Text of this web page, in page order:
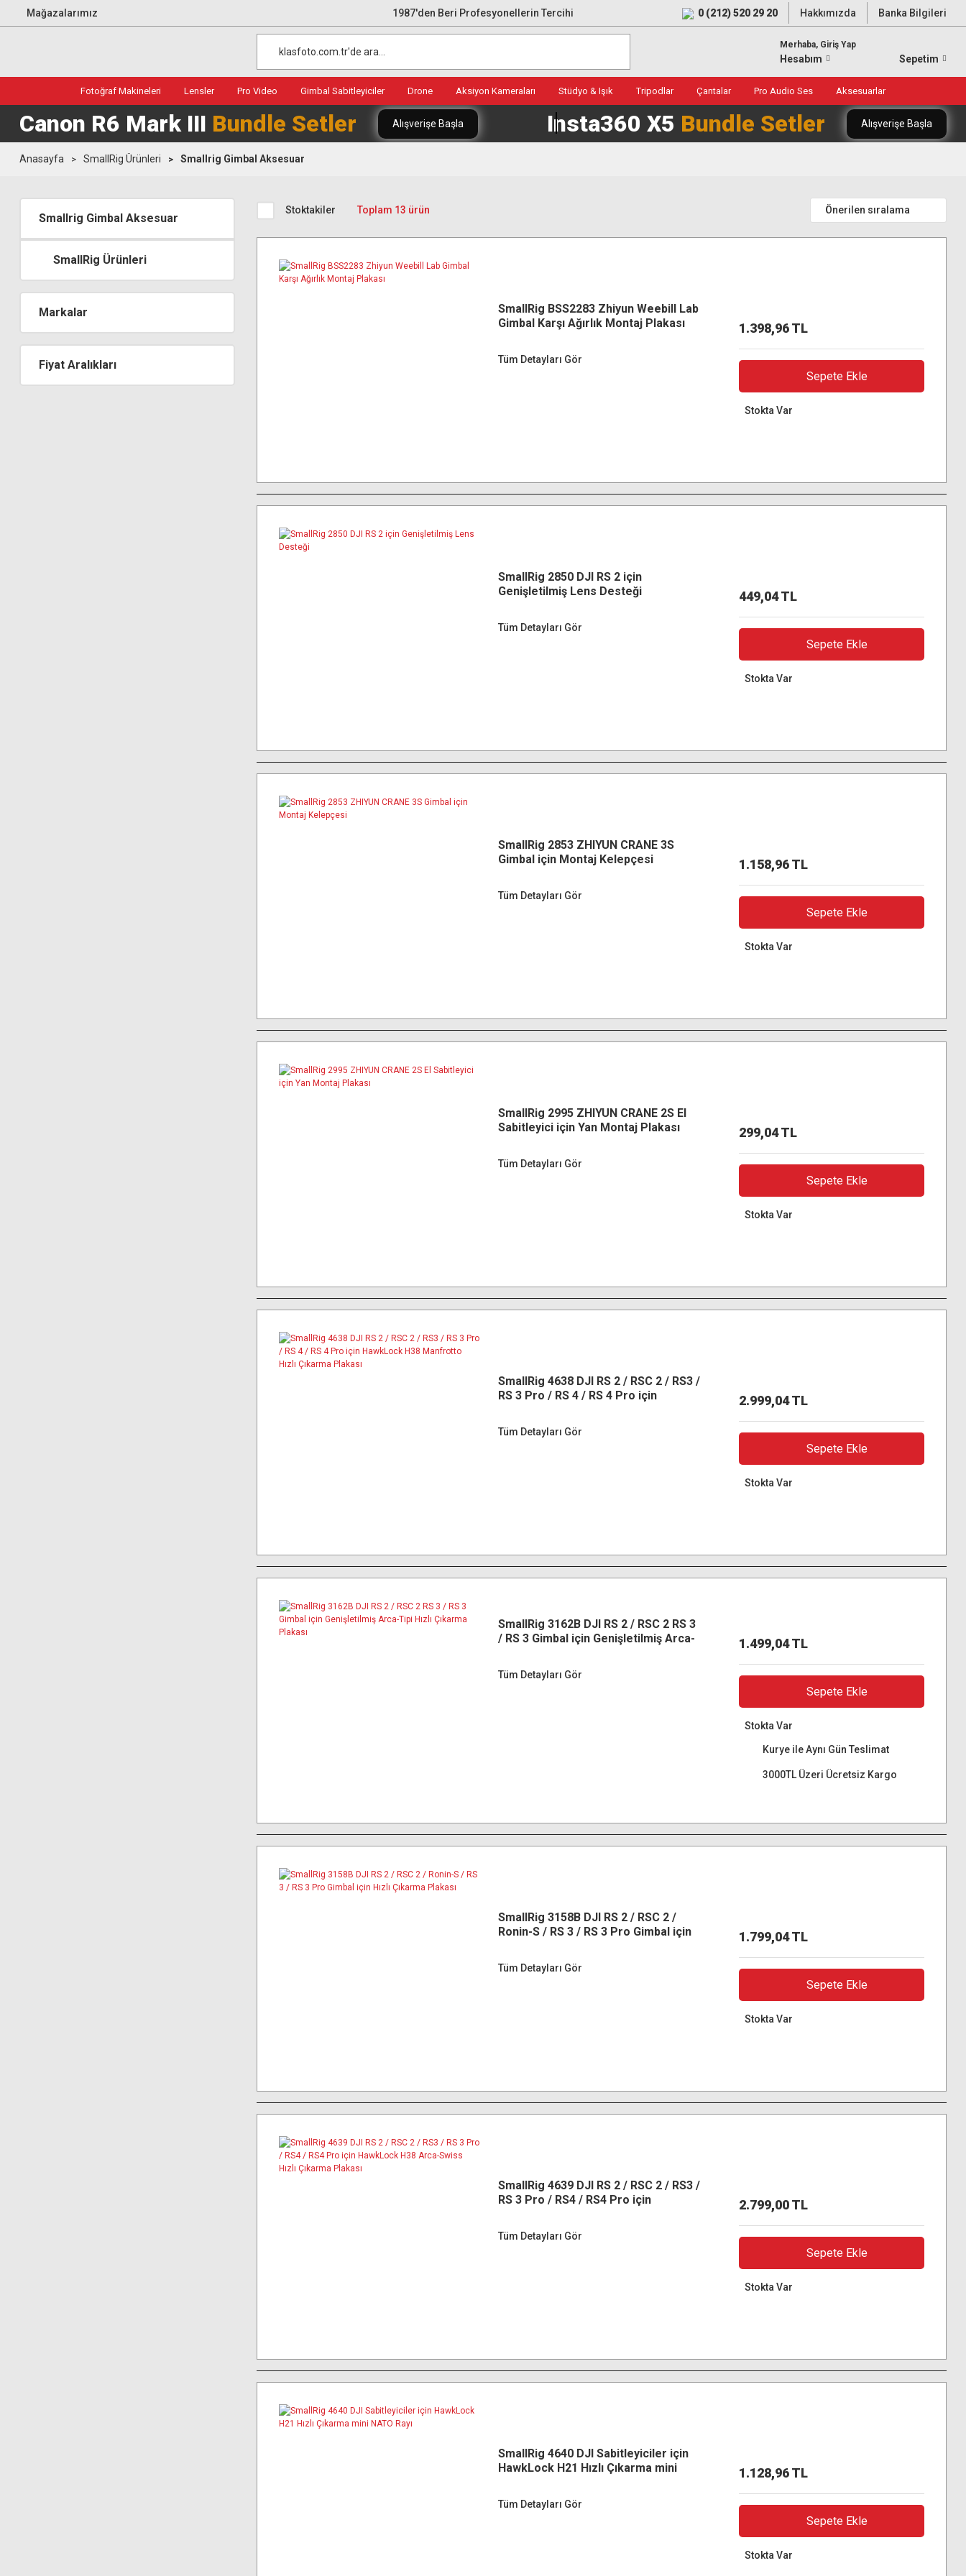
Mağazalarımız 1987'den Beri Profesyonellerin Tercihi 0 (212) 520 29 20 Hakkımızda Banka Bilgileri
Merhaba, Giriş Yap
Hesabım Sepetim
Fotoğraf Makineleri Lensler Pro Video Gimbal Sabitleyiciler Drone Aksiyon Kameraları Stüdyo & Işık Tripodlar Çantalar Pro Audio Ses Aksesuarlar
Canon R6 Mark III Bundle Setler Alışverişe Başla Insta360 X5 Bundle Setler Alışverişe Başla
Anasayfa SmallRig Ürünleri Smallrig Gimbal Aksesuar
Smallrig Gimbal Aksesuar
SmallRig Ürünleri
Markalar
Fiyat Aralıkları
Stoktakiler Toplam 13 ürün
SmallRig BSS2283 Zhiyun Weebill Lab
Gimbal Karşı Ağırlık Montaj Plakası
Tüm Detayları Gör
1.398,96 TL
Sepete Ekle
Stokta Var
SmallRig 2850 DJI RS 2 için
Genişletilmiş Lens Desteği
Tüm Detayları Gör
449,04 TL
Sepete Ekle
Stokta Var
SmallRig 2853 ZHIYUN CRANE 3S
Gimbal için Montaj Kelepçesi
Tüm Detayları Gör
1.158,96 TL
Sepete Ekle
Stokta Var
SmallRig 2995 ZHIYUN CRANE 2S El
Sabitleyici için Yan Montaj Plakası
Tüm Detayları Gör
299,04 TL
Sepete Ekle
Stokta Var
SmallRig 4638 DJI RS 2 / RSC 2 / RS3 /
RS 3 Pro / RS 4 / RS 4 Pro için
Çıkarma Plakası
Tüm Detayları Gör
2.999,04 TL
Sepete Ekle
Stokta Var
SmallRig 3162B DJI RS 2 / RSC 2 RS 3
/ RS 3 Gimbal için Genişletilmiş Arca-
Tüm Detayları Gör
1.499,04 TL
Sepete Ekle
Stokta Var
Kurye ile Aynı Gün Teslimat
3000TL Üzeri Ücretsiz Kargo
SmallRig 3158B DJI RS 2 / RSC 2 /
Ronin-S / RS 3 / RS 3 Pro Gimbal için
Tüm Detayları Gör
1.799,04 TL
Sepete Ekle
Stokta Var
SmallRig 4639 DJI RS 2 / RSC 2 / RS3 /
RS 3 Pro / RS4 / RS4 Pro için
Çıkarma Plakası
Tüm Detayları Gör
2.799,00 TL
Sepete Ekle
Stokta Var
SmallRig 4640 DJI Sabitleyiciler için
HawkLock H21 Hızlı Çıkarma mini
Tüm Detayları Gör
1.128,96 TL
Sepete Ekle
Stokta Var